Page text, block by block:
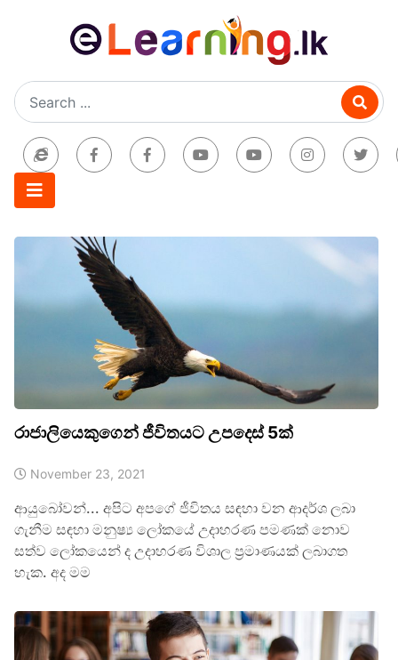
රාජාලියෙකුගෙන් ජීවිතයට උපදෙස් 5ක්
November 23, 2021
ආයුබෝවන්... අපිට අපගේ ජීවිතය සඳහා වන ආදර්ශ ලබා
ගැනීම සඳහා මනුෂ්‍ය ලෝකයේ උදාහරණ පමණක් නොව
සත්ව ලෝකයෙන් ද උදාහරණ විශාල ප්‍රමාණයක් ලබාගත
හැක. අද මම